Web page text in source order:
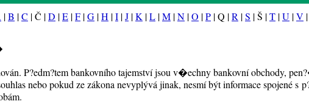
|B |C | Č |D |E |F |G |H |I |J |K |L |M |N |O |P | Q |R |S | Š |T |U |V |
P?edm?tem bankovního tajemství jsou v�echny bankovní obchody,
nebo pokud ze zákona nevyplývá jinak, nesmí být informace spojené s